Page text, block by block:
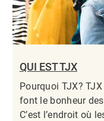
QUI EST TJX
Pourquoi TJX?
font le bonheur
C’est l’endroit où